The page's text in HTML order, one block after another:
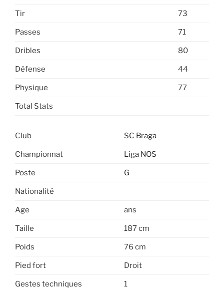
Tir 73
Passes 71
Dribles 80
Défense 44
Physique 77
Total Stats
Club SC Braga
Championnat Liga NOS
Poste G
Nationalité
Age ans
Taille 187 cm
Poids 76 cm
Pied fort Droit
Gestes techniques 1